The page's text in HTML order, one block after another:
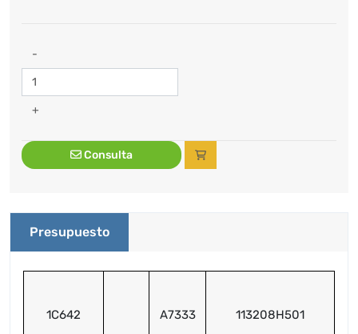
-
+
Consulta
Presupuesto
1C642 A7333 113208H501